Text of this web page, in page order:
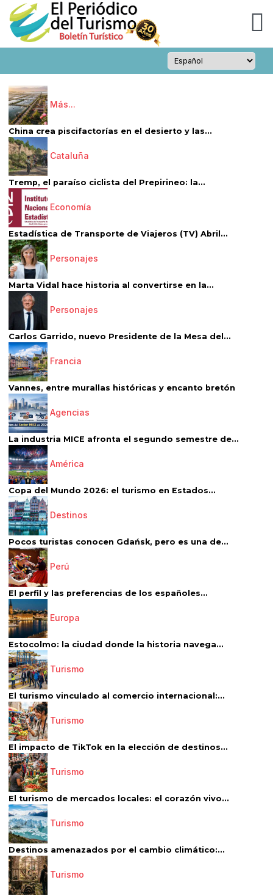
Más...
China crea piscifactorías en el desierto y las...
Cataluña
Tremp, el paraíso ciclista del Prepirineo: la...
Economía
Estadística de Transporte de Viajeros (TV) Abril...
Personajes
Marta Vidal hace historia al convertirse en la...
Personajes
Carlos Garrido, nuevo Presidente de la Mesa del...
Francia
Vannes, entre murallas históricas y encanto bretón
Agencias
La industria MICE afronta el segundo semestre de...
América
Copa del Mundo 2026: el turismo en Estados...
Destinos
Pocos turistas conocen Gdańsk, pero es una de...
Perú
El perfil y las preferencias de los españoles...
Europa
Estocolmo: la ciudad donde la historia navega...
Turismo
El turismo vinculado al comercio internacional:...
Turismo
El impacto de TikTok en la elección de destinos...
Turismo
El turismo de mercados locales: el corazón vivo...
Turismo
Destinos amenazados por el cambio climático:...
Turismo